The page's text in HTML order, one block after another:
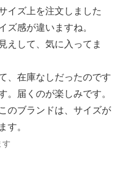
イズ上を注文しました
ズ感が違いますね。
えして、気に入ってま
、在庫なしだったのです
。届くのが楽しみです。
のブランドは、サイズが
す。
す